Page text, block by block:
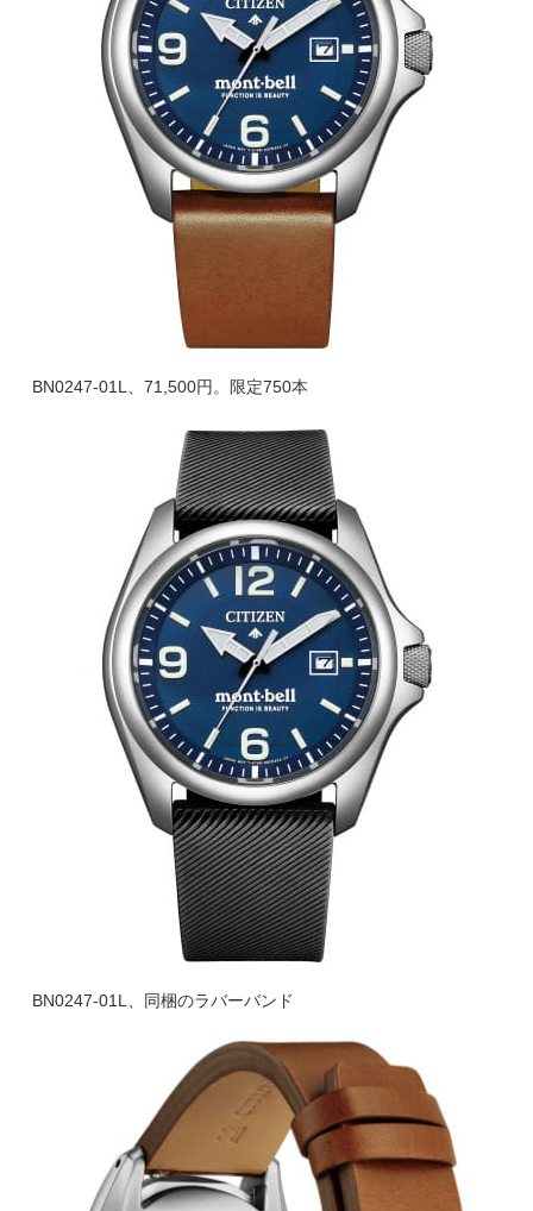
BN0247-01L、71,500円。限定750本
BN0247-01L、同梱のラバーバンド